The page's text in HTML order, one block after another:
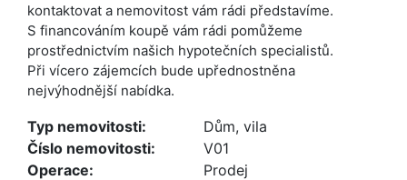
kontaktovat a nemovitost vám rádi představíme.
S financováním koupě vám rádi pomůžeme
prostřednictvím našich hypotečních specialistů.
Při vícero zájemcích bude upřednostněna
nejvýhodnější nabídka.
Typ nemovitosti:
Dům, vila
Číslo nemovitosti:
V01
Operace:
Prodej